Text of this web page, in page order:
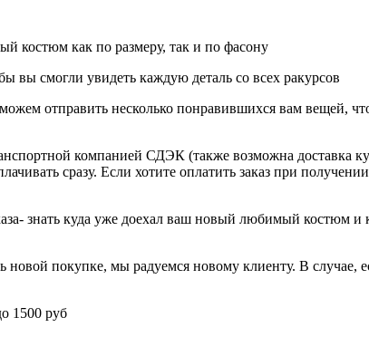
костюм как по размеру, так и по фасону
смогли увидеть каждую деталь со всех ракурсов
отправить несколько понравившихся вам вещей,
компанией СДЭК (также возможна доставка
сразу. Если хотите оплатить заказ при
знать куда уже доехал ваш новый любимый костюм и
покупке, мы радуемся новому клиенту. В случае,
1500 руб